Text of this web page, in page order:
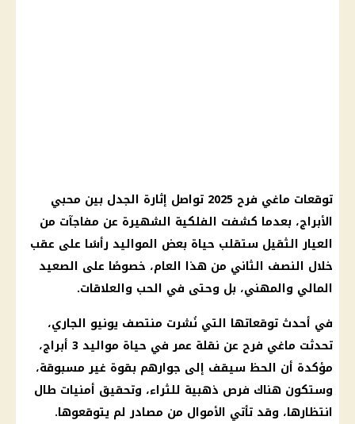
توقعات ماغي فرح 2025 تواصل إثارة الجدل بين محبي
الأبراج، بعدما كشفت الفلكية الشهيرة عن مفاجآت من
العيار الثقيل ستقلب حياة بعض المواليد رأسًا على عقب
خلال النصف الثاني من هذا العام، خصوصًا على الصعيد
المالي والمهني، بل وحتى في الحب والعلاقات.
في أحدث توقعاتها التي نُشرت منتصف يونيو الجاري،
تحدثت ماغي فرح عن نقلة عمر في حياة مواليد 3 أبراج،
مؤكدة أن الحظ سيقف إلى جوارهم بقوة غير مسبوقة،
وستكون هناك فرص ذهبية للثراء، وتحقيق أمنيات طال
انتظارها، وقد تأتي الأموال من مصادر لم يتوقعوها.